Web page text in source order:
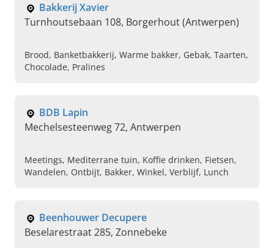
Bakkerij Xavier
Turnhoutsebaan 108, Borgerhout (Antwerpen)
Brood, Banketbakkerij, Warme bakker, Gebak, Taarten,
Chocolade, Pralines
BDB Lapin
Mechelsesteenweg 72, Antwerpen
Meetings, Mediterrane tuin, Koffie drinken, Fietsen,
Wandelen, Ontbijt, Bakker, Winkel, Verblijf, Lunch
Beenhouwer Decupere
Beselarestraat 285, Zonnebeke